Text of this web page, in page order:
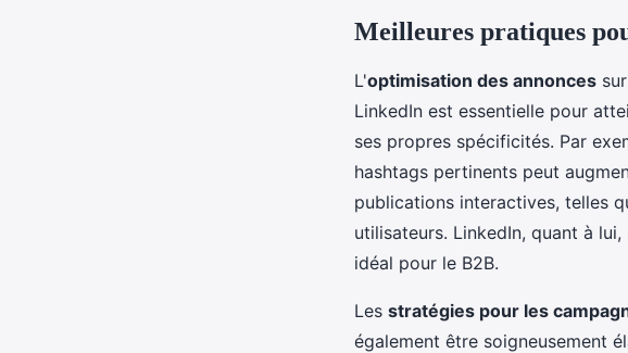
Meilleures pratiques
L'optimisation des annonces
LinkedIn est essentielle pour
ses propres spécificités. Par
hashtags pertinents peut
publications interactives, telles
utilisateurs. LinkedIn, quant à
idéal pour le B2B.
Les stratégies pour les
également être soigneusement